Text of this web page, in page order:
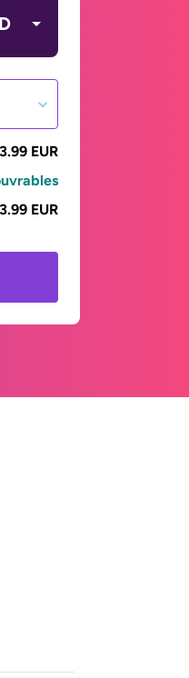
3.99 EUR
EUR